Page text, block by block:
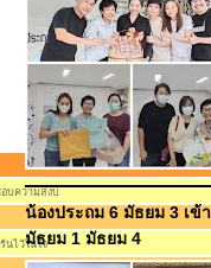
บความสงบ
นไว้ในใจ
น้องประถม 6 มัธยม 3 เข้า
มัธยม 1 มัธยม 4